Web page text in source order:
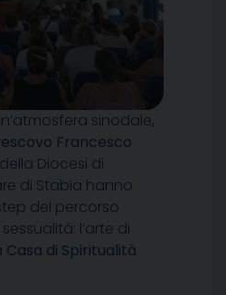
sinodale,
Francesco
della Diocesi di
di Stabia hanno
del percorso
l’arte di
Casa di Spiritualità